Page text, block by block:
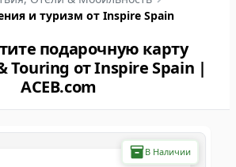
и туризм от Inspire Spain
подарочную карту
Touring от Inspire Spain |
ACEB.com
В Наличии